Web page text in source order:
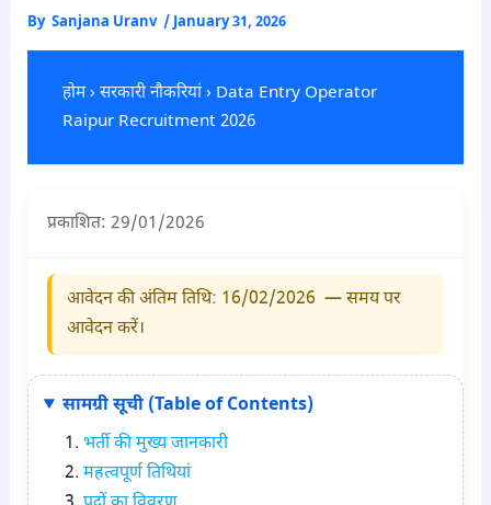
By Sanjana Uranv / January 31, 2026
होम› सरकारी नौकरियां› Data Entry Operator
Raipur Recruitment 2026
प्रकाशित: 29/01/2026
आवेदन की अंतिम तिथि: 16/02/2026 — समय पर
आवेदन करें।
सामग्री सूची (Table of Contents)
भर्ती की मुख्य जानकारी
महत्वपूर्ण तिथियां